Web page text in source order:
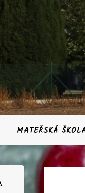
MATEŘSKÁ